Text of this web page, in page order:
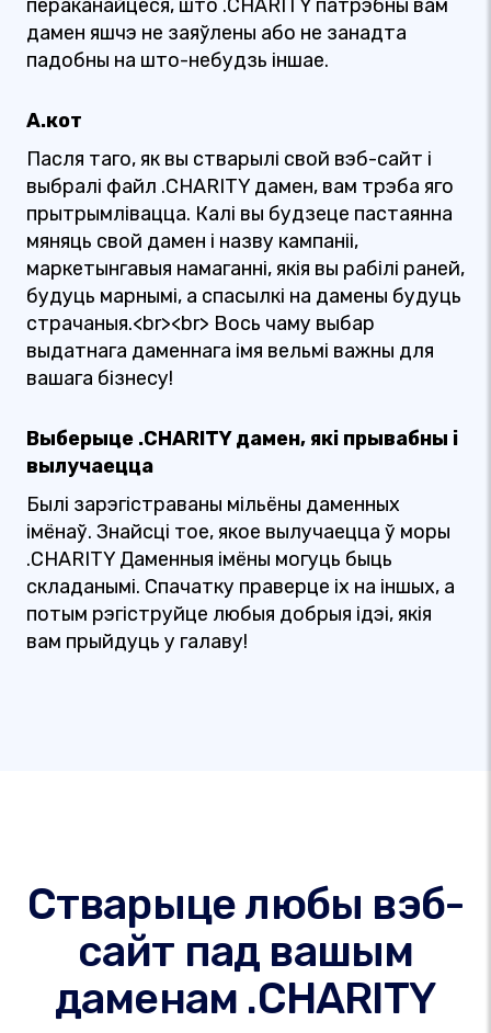
пераканайцеся, што .CHARITY патрэбны вам
дамен яшчэ не заяўлены або не занадта
падобны на што-небудзь іншае.
А.кот
Пасля таго, як вы стварылі свой вэб-сайт і
выбралі файл .CHARITY дамен, вам трэба яго
прытрымлівацца. Калі вы будзеце пастаянна
мяняць свой дамен і назву кампаніі,
маркетынгавыя намаганні, якія вы рабілі раней,
будуць марнымі, а спасылкі на дамены будуць
страчаныя.<br><br> Вось чаму выбар
выдатнага даменнага імя вельмі важны для
вашага бізнесу!
Выберыце .CHARITY дамен, які прывабны і
вылучаецца
Былі зарэгістраваны мільёны даменных
імёнаў. Знайсці тое, якое вылучаецца ў моры
.CHARITY Даменныя імёны могуць быць
складанымі. Спачатку праверце іх на іншых, а
потым рэгіструйце любыя добрыя ідэі, якія
вам прыйдуць у галаву!
Стварыце любы вэб-
сайт пад вашым
даменам .CHARITY